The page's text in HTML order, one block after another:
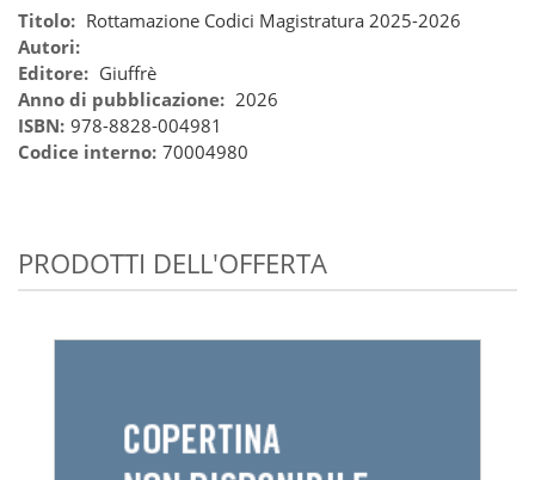
Titolo: Rottamazione Codici Magistratura 2025-2026
Autori:
Editore: Giuffrè
Anno di pubblicazione: 2026
ISBN: 978-8828-004981
Codice interno: 70004980
PRODOTTI DELL'OFFERTA